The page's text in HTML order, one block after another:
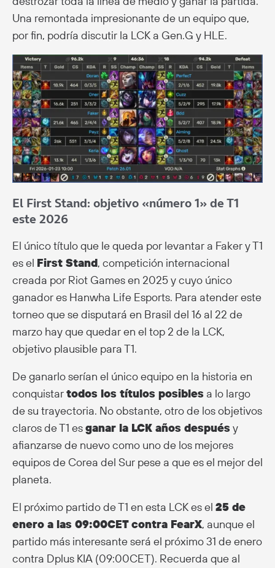
Una remontada impresionante de un equipo que,
por fin, podría discutir la LCK a Gen.G y HLE.
El First Stand: objetivo «número 1» de T1
este 2026
El único título que le queda por levantar a Faker y T1
es el First Stand, competición internacional
creada por Riot Games en 2025 y cuyo único
ganador es Hanwha Life Esports. Para atender este
torneo que se disputará en Brasil del 16 al 22 de
marzo hay que quedar en el top 2 de la LCK,
objetivo plausible para T1.
De ganarlo serían el único equipo en la historia en
conquistartodos los títulos posibles a lo largo
de su trayectoria. No obstante, otro de los objetivos
claros de T1 esganar la LCK años después y
afianzarse de nuevo como uno de los mejores
equipos de Corea del Sur pese a que es el mejor del
planeta.
El próximo partido de T1 en esta LCK es el 25 de
enero a las 09:00CET contra FearX, aunque el
partido más interesante será el próximo 31 de enero
contra Dplus KIA (09:00CET). Recuerda que al